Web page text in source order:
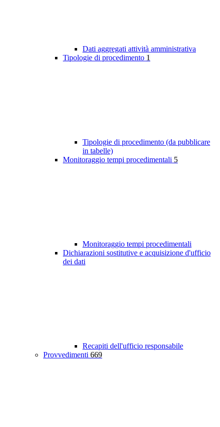
Dati aggregati attività amministrativa
Tipologie di procedimento 1
Tipologie di procedimento (da pubblicare
in tabelle)
Monitoraggio tempi procedimentali 5
Monitoraggio tempi procedimentali
Dichiarazioni sostitutive e acquisizione d'ufficio
dei dati
Recapiti dell'ufficio responsabile
Provvedimenti 669